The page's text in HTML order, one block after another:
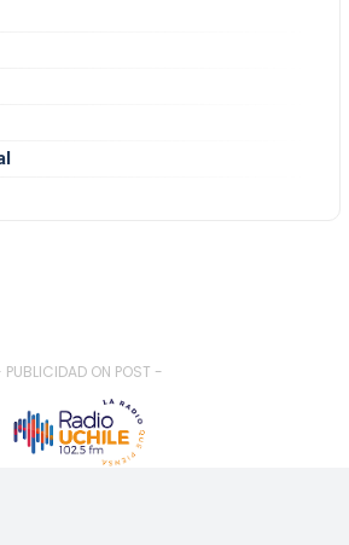
PUBLICIDAD ON POST -